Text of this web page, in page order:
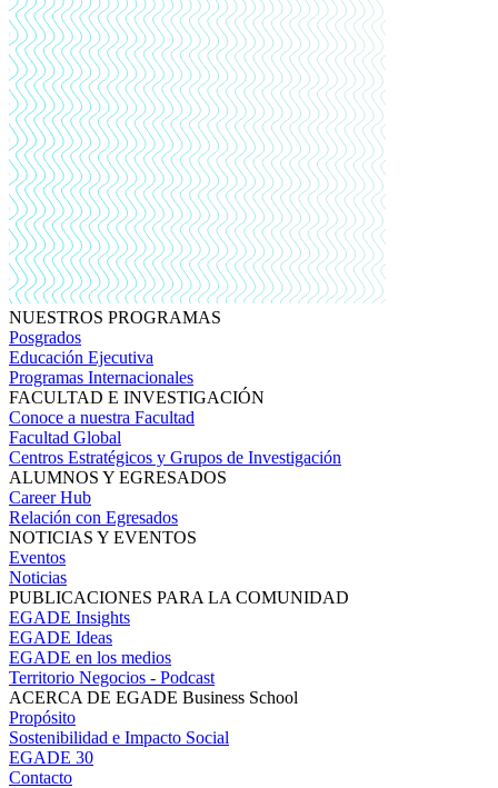
NUESTROS PROGRAMAS
Posgrados
Educación Ejecutiva
Programas Internacionales
FACULTAD E INVESTIGACIÓN
Conoce a nuestra Facultad
Facultad Global
Centros Estratégicos y Grupos de Investigación
ALUMNOS Y EGRESADOS
Career Hub
Relación con Egresados
NOTICIAS Y EVENTOS
Eventos
Noticias
PUBLICACIONES PARA LA COMUNIDAD
EGADE Insights
EGADE Ideas
EGADE en los medios
Territorio Negocios - Podcast
ACERCA DE EGADE Business School
Propósito
Sostenibilidad e Impacto Social
EGADE 30
Contacto